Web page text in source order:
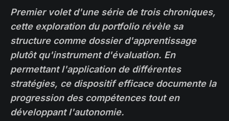
Premier volet d'une série de trois chroniques,
cette exploration du portfolio révèle sa
structure comme dossier d'apprentissage
plutôt qu'instrument d'évaluation. En
permettant l'application de différentes
stratégies, ce dispositif efficace documente la
progression des compétences tout en
développant l'autonomie.